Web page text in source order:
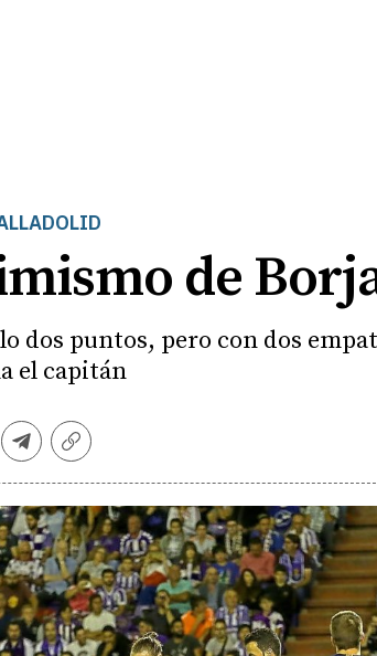
de
dos puntos, pero con dos
el capitán
Telegram
Copiar